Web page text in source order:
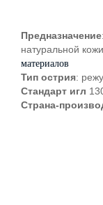
Предназначение
натуральной кожи,
материалов
Тип острия:
Стандарт игл
Страна-